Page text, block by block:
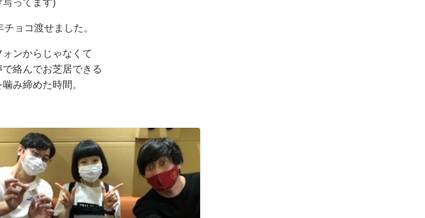
写ってます)
チョコ渡せました。
ォンからじゃなくて
で絡んでお芝居できる
み締めた時間。